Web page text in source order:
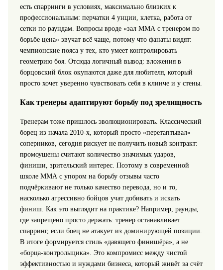
есть спарринги в условиях, максимально близких к
профессиональным: перчатки 4 унции, клетка, работа от
сетки по раундам. Вопросы вроде «зал ММА с тренером по
борьбе цена» звучат всё чаще, потому что фанаты видят:
чемпионские пояса у тех, кто умеет контролировать
геометрию боя. Отсюда логичный вывод: вложения в
борцовский блок окупаются даже для любителя, который
просто хочет уверенно чувствовать себя в клинче и у стены.
Как тренеры адаптируют борьбу под зрелищность
Тренерам тоже пришлось эволюционировать. Классический
борец из начала 2010‑х, который просто «перетаптывал»
соперников, сегодня рискует не получить новый контракт:
промоушены считают количество значимых ударов,
финиши, зрительский интерес. Поэтому в современной
школе ММА с упором на борьбу отзывы часто
подчёркивают не только качество перевода, но и то,
насколько агрессивно бойцов учат добивать и искать
финиш. Как это выглядит на практике? Например, раунды,
где запрещено просто держать: тренер останавливает
спарринг, если боец не атакует из доминирующей позиции.
В итоге формируется стиль «давящего финишёра», а не
«борца‑контрольщика». Это компромисс между чистой
эффективностью и нуждами бизнеса, который живёт за счёт